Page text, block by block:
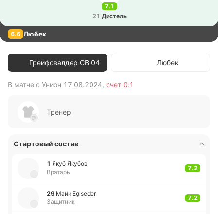
7.1
21 Ди­стель
6.6 Любек
Греифсвалдер СВ 04 Любек
В матче с Унион 17.08.2024, счет 0:1
Тренер
Стартовый состав
1 Якуб Якубов
Вратарь
7.2
29 Майк Eglseder
Защитник
7.2